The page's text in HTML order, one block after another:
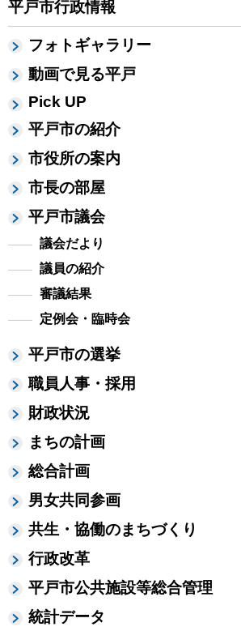
平戸市行政情報
フォトギャラリー
動画で見る平戸
Pick UP
平戸市の紹介
市役所の案内
市長の部屋
平戸市議会
議会だより
議員の紹介
審議結果
定例会・臨時会
平戸市の選挙
職員人事・採用
財政状況
まちの計画
総合計画
男女共同参画
共生・協働のまちづくり
行政改革
平戸市公共施設等総合管理
統計データ